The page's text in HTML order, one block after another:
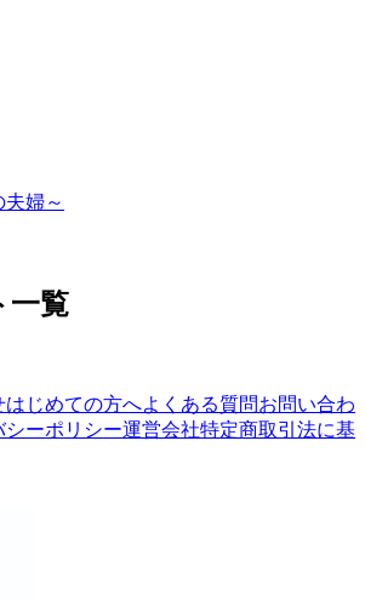
婦～
一覧
はじめての方へよくある質問お問い合わ
シーポリシー運営会社特定商取引法に基